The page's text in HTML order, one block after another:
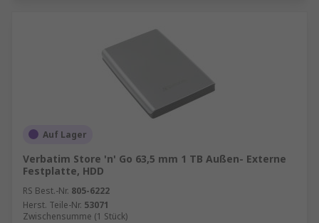
Auf Lager
Verbatim Store 'n' Go 63,5 mm 1 TB Außen- Externe
Festplatte, HDD
RS Best.-Nr. 805-6222
Herst. Teile-Nr. 53071
Zwischensumme (1 Stück)